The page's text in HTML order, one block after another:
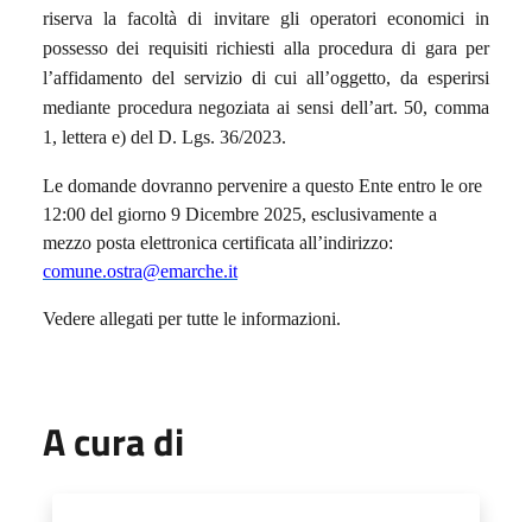
riserva la facoltà di invitare gli operatori economici in
possesso dei requisiti richiesti alla procedura di gara per
l’affidamento del servizio di cui all’oggetto, da esperirsi
mediante procedura negoziata ai sensi dell’art. 50, comma
1, lettera e) del D. Lgs. 36/2023.
Le domande dovranno pervenire a questo Ente entro le ore
12:00 del giorno 9 Dicembre 2025, esclusivamente a
mezzo posta elettronica certificata all’indirizzo:
comune.ostra@emarche.it
Vedere allegati per tutte le informazioni.
A cura di